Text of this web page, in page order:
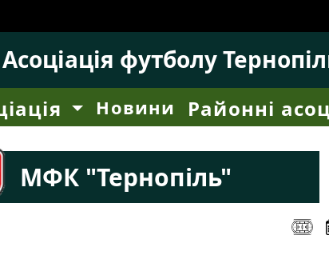
Асоціація футболу
Новини Районні
МФК "Тернопіль"